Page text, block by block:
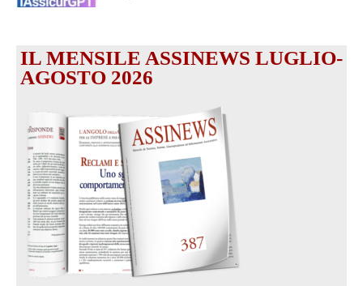
IL MENSILE ASSINEWS LUGLIO-
AGOSTO 2026